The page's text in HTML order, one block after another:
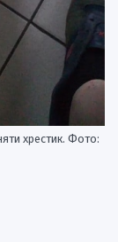
хрестик. Фото: